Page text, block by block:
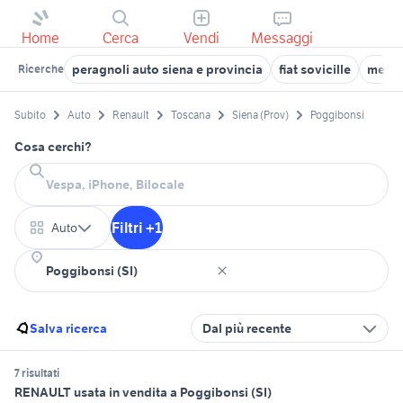
Home Cerca Vendi Messaggi
Ricerche peragnoli auto siena e provincia fiat sovicille
Subito Auto Renault Toscana Siena (Prov) Poggibonsi
Cosa cerchi?
Auto Filtri +1
Salva ricerca Dal più recente
7 risultati
RENAULT usata in vendita a Poggibonsi (SI)